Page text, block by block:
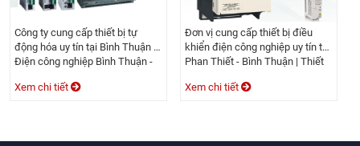
Công ty cung cấp thiết bị tự
động hóa uy tín tại Bình Thuận |
Điện công nghiệp Bình Thuận -
Xem chi tiết
Đơn vị cung cấp thiết bị điều
khiển điện công nghiệp uy tín tại
Phan Thiết - Bình Thuận | Thiết
Xem chi tiết